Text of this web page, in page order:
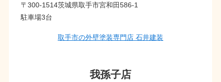
〒300-1514茨城県取手市宮和田586-1
駐車場3台
取手市の外壁塗装専門店 石井建装
我孫子店